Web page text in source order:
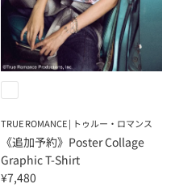
TRUE ROMANCE | トゥルー・ロマンス
《追加予約》Poster Collage
Graphic T-Shirt
¥7,480